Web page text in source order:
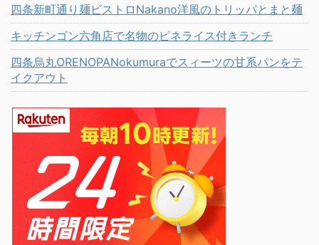
四条新町通り麺ビストロNakano洋風のトリッパとまと麺
キッチンゴン六角店で名物のピネライス付きランチ
四条烏丸ORENOPANokumuraでスィーツの甘系パンをテ
イクアウト